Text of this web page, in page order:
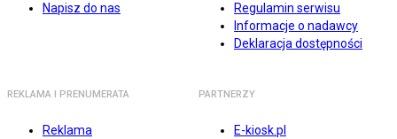
Napisz do nas
Regulamin serwisu
Informacje o nadawcy
Deklaracja dostępności
REKLAMA I PRENUMERATA
Reklama
PARTNERZY
E-kiosk.pl